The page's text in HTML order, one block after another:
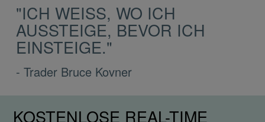
"ICH WEISS, WO ICH A
USSTEIGE, BEVOR ICH E
INSTEIGE."
- Trader Bruce Kovner
KOSTENLOSE REAL-TIME